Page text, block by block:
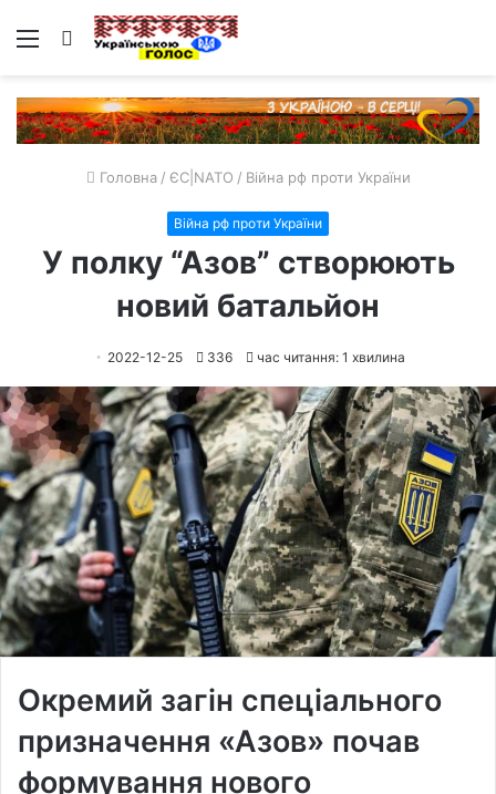
Меню Пошук
Головна / ЄС|NATO / Війна рф проти України
Війна рф проти України
У полку “Азов” створюють
новий батальйон
2022-12-25 336 час читання: 1 хвилина
Окремий загін спеціального
призначення «Азов» почав
формування нового